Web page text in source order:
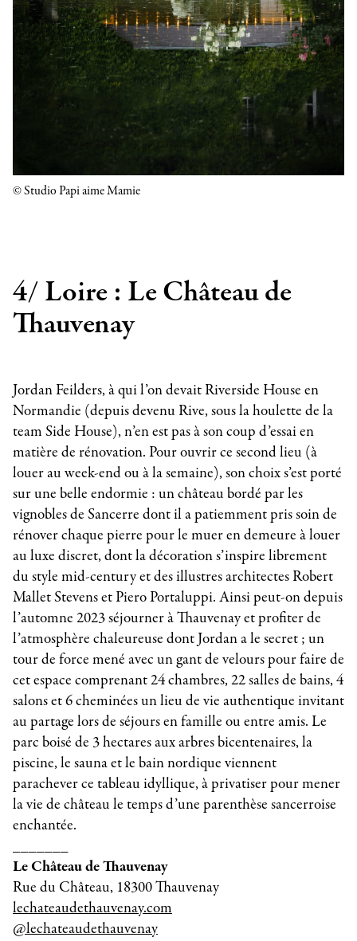
© Studio Papi aime Mamie
4/ Loire : Le Château de
Thauvenay
Jordan Feilders, à qui l’on devait Riverside House en
Normandie (depuis devenu Rive, sous la houlette de la
team Side House), n’en est pas à son coup d’essai en
matière de rénovation. Pour ouvrir ce second lieu (à
louer au week-end ou à la semaine), son choix s’est porté
sur une belle endormie : un château bordé par les
vignobles de Sancerre dont il a patiemment pris soin de
rénover chaque pierre pour le muer en demeure à louer
au luxe discret, dont la décoration s’inspire librement
du style mid-century et des illustres architectes Robert
Mallet Stevens et Piero Portaluppi. Ainsi peut-on depuis
l’automne 2023 séjourner à Thauvenay et profiter de
l’atmosphère chaleureuse dont Jordan a le secret ; un
tour de force mené avec un gant de velours pour faire de
cet espace comprenant 24 chambres, 22 salles de bains, 4
salons et 6 cheminées un lieu de vie authentique invitant
au partage lors de séjours en famille ou entre amis. Le
parc boisé de 3 hectares aux arbres bicentenaires, la
piscine, le sauna et le bain nordique viennent
parachever ce tableau idyllique, à privatiser pour mener
la vie de château le temps d’une parenthèse sancerroise
enchantée.
_______
Le Château de Thauvenay
Rue du Château, 18300 Thauvenay
lechateaudethauvenay.com
@lechateaudethauvenay